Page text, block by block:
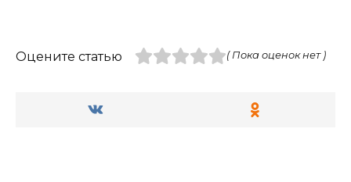
Оцените статью ( Пока оценок нет )